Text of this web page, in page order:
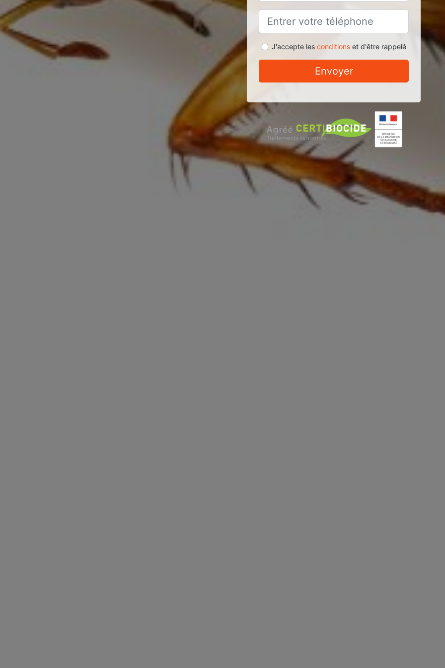
J'accepte les conditionset d'être rappelé
Envoyer